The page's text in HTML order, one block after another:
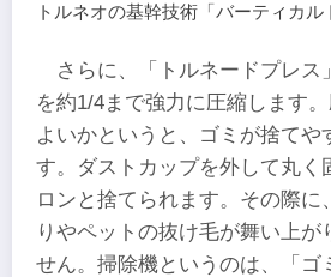
トルネオの基幹技術「バーティカル
さらに、「トルネードプレス
を約1/4まで強力に圧縮します
よいかというと、ゴミが捨てや
す。ダストカップを外して丸く
ロンと捨てられます。その際に
りやペットの抜け毛が舞い上が
せん。掃除機というのは、「ゴ